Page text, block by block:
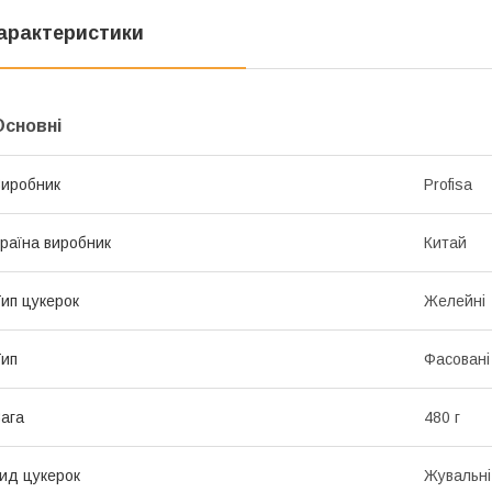
Profisa
виробник Китай
цукерок Желейні
Фасовані
480 г
цукерок Жувальні